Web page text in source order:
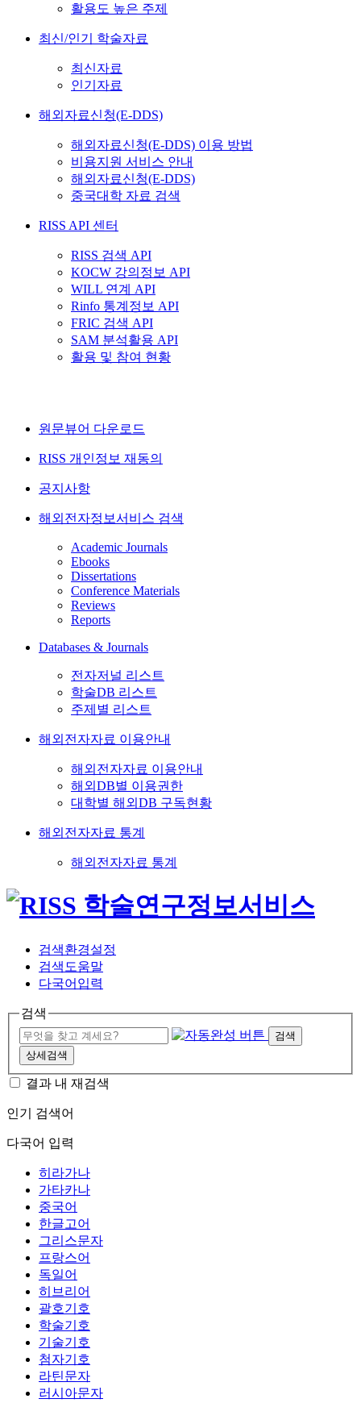
활용도 높은 주제
최신/인기 학술자료
최신자료
인기자료
해외자료신청(E-DDS)
해외자료신청(E-DDS) 이용 방법
비용지원 서비스 안내
해외자료신청(E-DDS)
중국대학 자료 검색
RISS API 센터
RISS 검색 API
KOCW 강의정보 API
WILL 연계 API
Rinfo 통계정보 API
FRIC 검색 API
SAM 분석활용 API
활용 및 참여 현황
원문뷰어 다운로드
RISS 개인정보 재동의
공지사항
해외전자정보서비스 검색
Academic Journals
Ebooks
Dissertations
Conference Materials
Reviews
Reports
Databases & Journals
전자저널 리스트
학술DB 리스트
주제별 리스트
해외전자자료 이용안내
해외전자자료 이용안내
해외DB별 이용권한
대학별 해외DB 구독현황
해외전자자료 통계
해외전자자료 통계
검색환경설정
검색도움말
다국어입력
검색
검색
상세검색
결과 내 재검색
인기 검색어
다국어 입력
히라가나
가타카나
중국어
한글고어
그리스문자
프랑스어
독일어
히브리어
괄호기호
학술기호
기술기호
첨자기호
라틴문자
러시아문자